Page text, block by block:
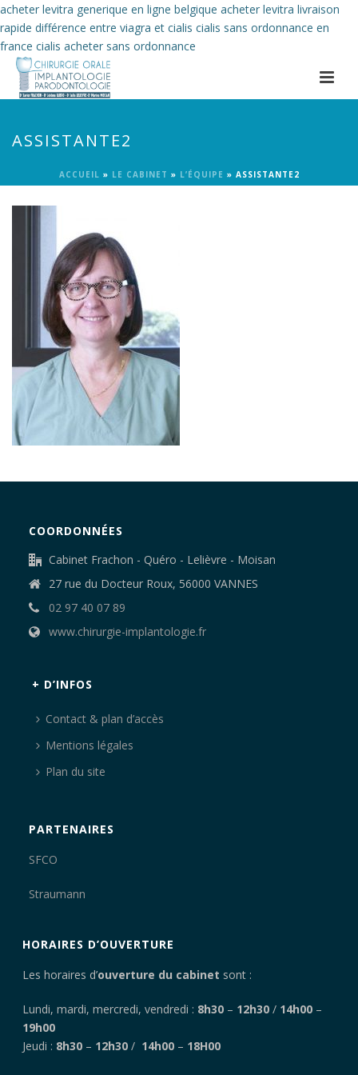
acheter levitra generique en ligne belgique acheter levitra livraison
rapide différence entre viagra et cialis cialis sans ordonnance en
france cialis acheter sans ordonnance
ASSISTANTE2
ACCUEIL » LE CABINET » L’ÉQUIPE » ASSISTANTE2
COORDONNÉES
Cabinet Frachon - Quéro - Lelièvre - Moisan
27 rue du Docteur Roux, 56000 VANNES
02 97 40 07 89
www.chirurgie-implantologie.fr
+ D’INFOS
Contact & plan d’accès
Mentions légales
Plan du site
PARTENAIRES
SFCO
Straumann
HORAIRES D’OUVERTURE
Les horaires d’ouverture du cabinet sont :
Lundi, mardi, mercredi, vendredi : 8h30 – 12h30 / 14h00 –
19h00
Jeudi : 8h30 – 12h30 / 14h00 – 18H00